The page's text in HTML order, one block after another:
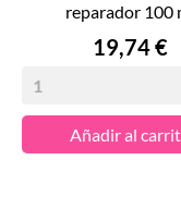
reparador 100
Precio
19,74 €
Añadir al